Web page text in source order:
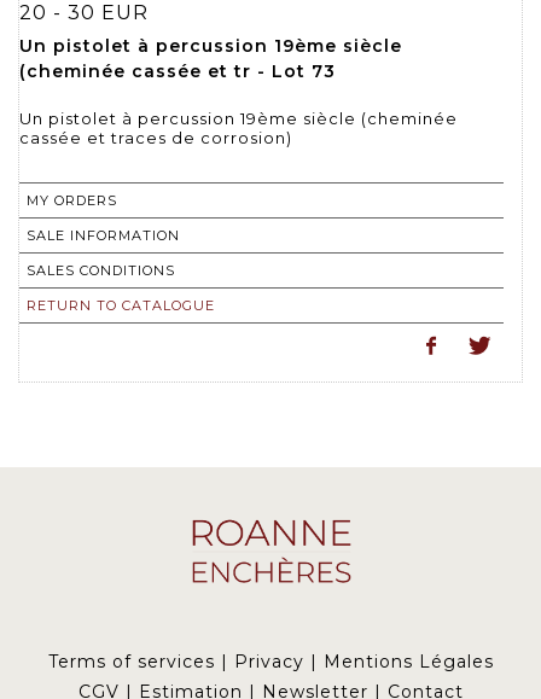
20 - 30 EUR
Un pistolet à percussion 19ème siècle
(cheminée cassée et tr - Lot 73
Un pistolet à percussion 19ème siècle (cheminée
cassée et traces de corrosion)
MY ORDERS
SALE INFORMATION
SALES CONDITIONS
RETURN TO CATALOGUE
Terms of services Privacy
Mentions Légales
CGV
Estimation Newsletter Contact